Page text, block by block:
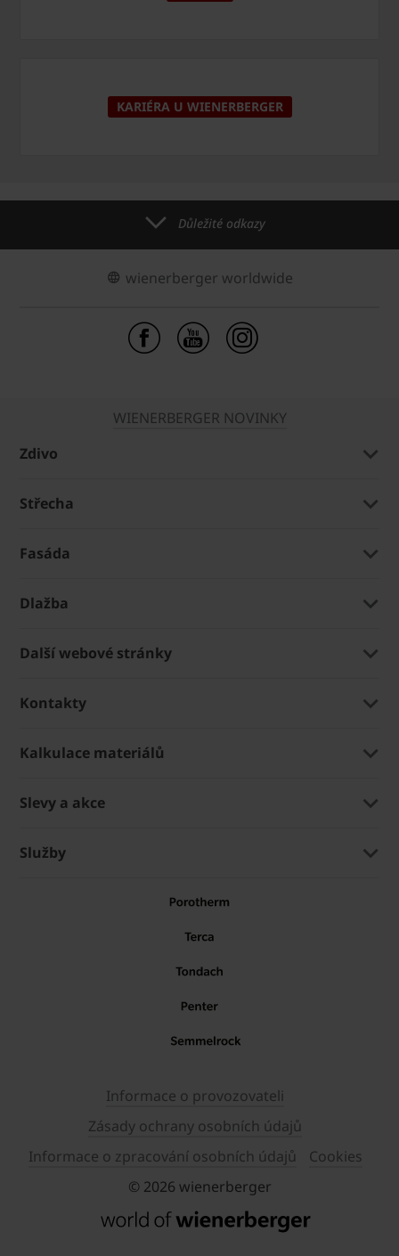
KARIÉRA U WIENERBERGER
Důležité odkazy
wienerberger worldwide
WIENERBERGER NOVINKY
Zdivo
Střecha
Fasáda
Dlažba
Další webové stránky
Kontakty
Kalkulace materiálů
Slevy a akce
Služby
Informace o provozovateli
Zásady ochrany osobních údajů
Informace o zpracování osobních údajů
Cookies
© 2026 wienerberger